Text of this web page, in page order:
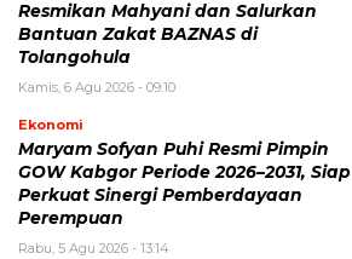
Resmikan Mahyani dan Salurkan
Bantuan Zakat BAZNAS di
Tolangohula
Kamis, 6 Agu 2026 - 09:10
Ekonomi
Maryam Sofyan Puhi Resmi Pimpin
GOW Kabgor Periode 2026–2031, Siap
Perkuat Sinergi Pemberdayaan
Perempuan
Rabu, 5 Agu 2026 - 13:14